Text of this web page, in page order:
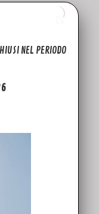
di
NEL PERIODO